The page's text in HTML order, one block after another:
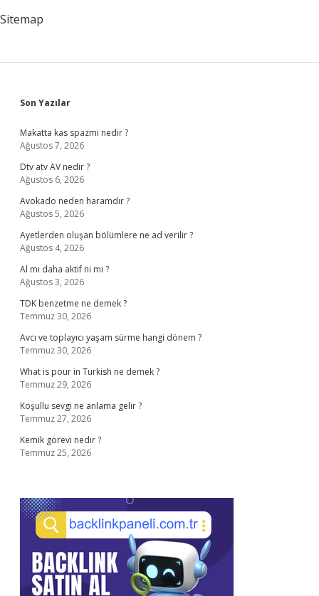
Sitemap
Sidebar
Son Yazılar
Makatta kas spazmı nedir ?
Ağustos 7, 2026
Dtv atv AV nedir ?
Ağustos 6, 2026
Avokado neden haramdır ?
Ağustos 5, 2026
Ayetlerden oluşan bölümlere ne ad verilir ?
Ağustos 4, 2026
Al mı daha aktif ni mi ?
Ağustos 3, 2026
TDK benzetme ne demek ?
Temmuz 30, 2026
Avcı ve toplayıcı yaşam sürme hangi dönem ?
Temmuz 30, 2026
What is pour in Turkish ne demek ?
Temmuz 29, 2026
Koşullu sevgi ne anlama gelir ?
Temmuz 27, 2026
Kemik görevi nedir ?
Temmuz 25, 2026